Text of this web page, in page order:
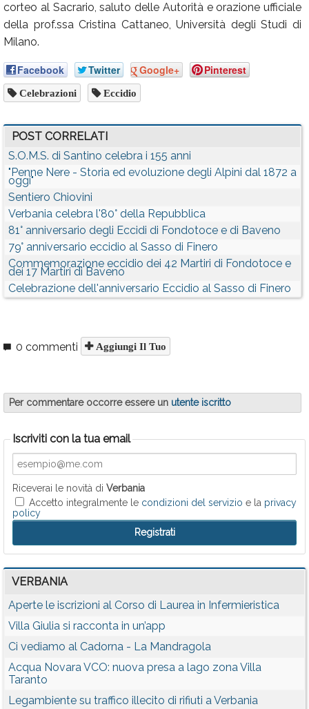
corteo al Sacrario, saluto delle Autorità e orazione ufficiale
della prof.ssa Cristina Cattaneo, Università degli Studi di
Milano.
Facebook Twitter Google+ Pinterest
Celebrazioni Eccidio
POST CORRELATI
S.O.M.S. di Santino celebra i 155 anni
"Penne Nere - Storia ed evoluzione degli Alpini dal 1872 a
oggi"
Sentiero Chiovini
Verbania celebra l'80° della Repubblica
81° anniversario degli Eccidi di Fondotoce e di Baveno
79° anniversario eccidio al Sasso di Finero
Commemorazione eccidio dei 42 Martiri di Fondotoce e
dei 17 Martiri di Baveno
Celebrazione dell'anniversario Eccidio al Sasso di Finero
0 commenti Aggiungi Il Tuo
Per commentare occorre essere un utente iscritto
Iscriviti con la tua email
Riceverai le novità di Verbania
Accetto integralmente le condizioni del servizio e la privacy
policy
VERBANIA
Aperte le iscrizioni al Corso di Laurea in Infermieristica
Villa Giulia si racconta in un’app
Ci vediamo al Cadorna - La Mandragola
Acqua Novara VCO: nuova presa a lago zona Villa
Taranto
Legambiente su traffico illecito di rifiuti a Verbania